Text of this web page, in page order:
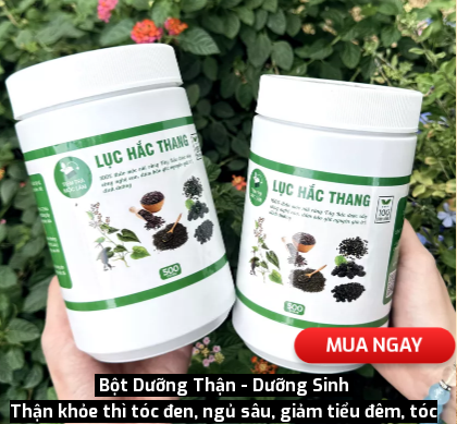
MUA NGAY
Bột Dưỡng Thận - Dưỡng Sinh
Thận khỏe thì tóc đen, ngủ sâu, giảm tiểu đêm, tóc
Nguyễn thu Huyền
Đã Đặt mua Liệu trình chuyên sâu 6 bịch 839k